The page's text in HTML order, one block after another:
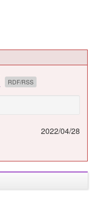
RDF/RSS
2022/04/28